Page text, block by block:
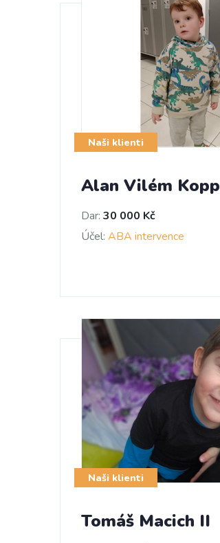
Naši klienti
Alan Vilém Kopp
Dar: 30 000 Kč
Účel: ABA intervence
Naši klienti
Tomáš Macich II